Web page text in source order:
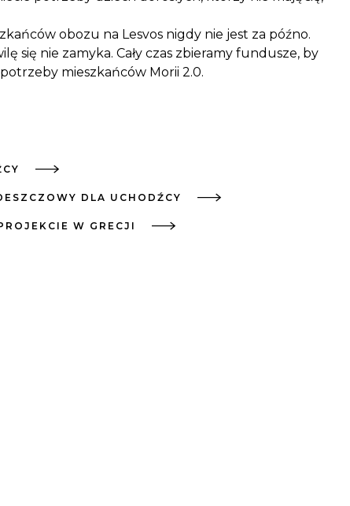
obozu na Lesvos nigdy nie jest za późno.
się nie zamyka. Cały czas zbieramy fundusze, by
mieszkańców Morii 2.0.
DLA UCHODŹCY
W GRECJI